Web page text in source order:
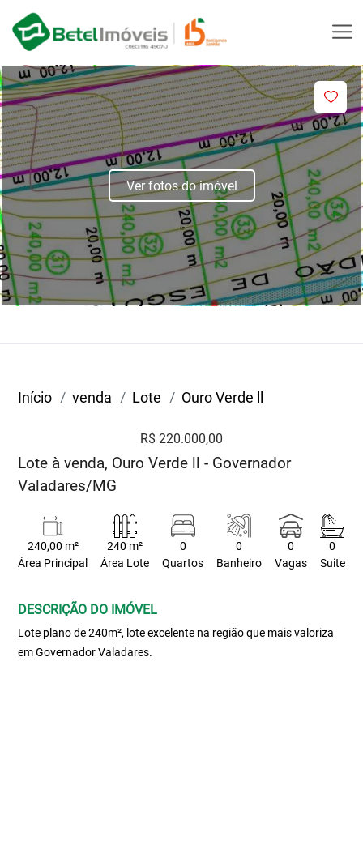
Ver fotos do imóvel
Início venda Lote Ouro Verde ll
R$ 220.000,00
Lote à venda, Ouro Verde ll - Governador
Valadares/MG
240,00 m²
Área Principal
240 m²
Área Lote
0
Quartos
0
Banheiro
0
Vagas
0
Suite
DESCRIÇÃO DO IMÓVEL
Lote plano de 240m², lote excelente na região que mais valoriza
em Governador Valadares.